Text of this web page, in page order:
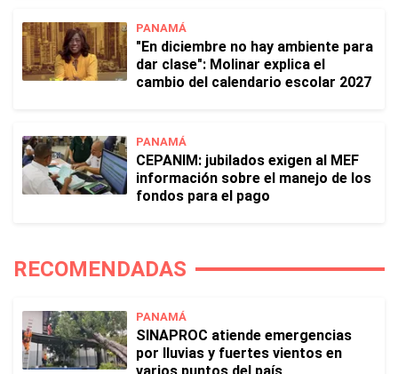
PANAMÁ
"En diciembre no hay ambiente para
dar clase": Molinar explica el
cambio del calendario escolar 2027
PANAMÁ
CEPANIM: jubilados exigen al MEF
información sobre el manejo de los
fondos para el pago
RECOMENDADAS
PANAMÁ
SINAPROC atiende emergencias
por lluvias y fuertes vientos en